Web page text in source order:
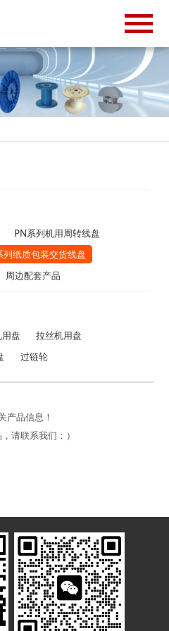
PN系列机用周转线盘
列纸质包装交货线盘
周边配套产品
盘
拉丝机用盘
过链轮
产品信息！
请联系我们：）